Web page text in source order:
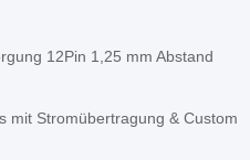
12Pin 1,25 mm Abstand
mit Stromübertragung & Custom